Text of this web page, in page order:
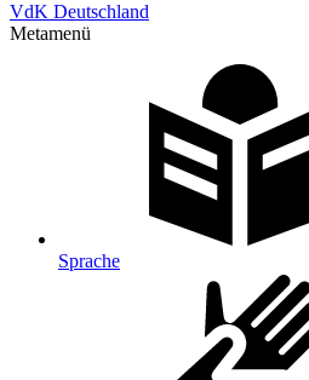
VdK Deutschland
Metamenü
Sprache